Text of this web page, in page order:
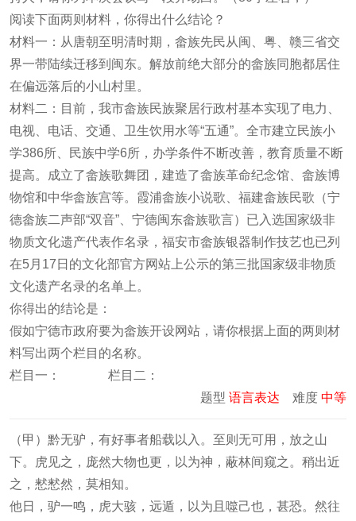
阅读下面两则材料，你得出什么结论？
材料一：从唐朝至明清时期，畲族先民从闽、粤、赣三省交
界一带陆续迁移到闽东。解放前绝大部分的畲族同胞都居住
在偏远落后的小山村里。
材料二：目前，我市畲族民族聚居行政村基本实现了电力、
电视、电话、交通、卫生饮用水等“五通”。全市建立民族小
学386所、民族中学6所，办学条件不断改善，教育质量不断
提高。成立了畲族歌舞团，建造了畲族革命纪念馆、畲族博
物馆和中华畲族宫等。霞浦畲族小说歌、福建畲族民歌（宁
德畲族二声部“双音”、宁德闽东畲族歌言）已入选国家级非
物质文化遗产代表作名录，福安市畲族银器制作技艺也已列
在5月17日的文化部官方网站上公示的第三批国家级非物质
文化遗产名录的名单上。
你得出的结论是：
假如宁德市政府要为畲族开设网站，请你根据上面的两则材
料写出两个栏目的名称。
栏目一： 栏目二：
题型 语言表达 难度 中等
（甲）黔无驴，有好事者船载以入。至则无可用，放之山
下。虎见之，庞然大物也更，以为神，蔽林间窥之。稍出近
之，慭慭然，莫相知。
他日，驴一鸣，虎大骇，远遁，以为且噬己也，甚恐。然往